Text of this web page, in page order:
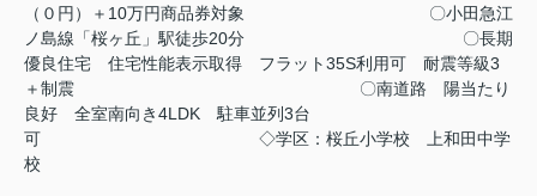
（０円）＋10万円商品券対象
〇小田急江
ノ島線「桜ヶ丘」駅徒歩20分
〇長期
優良住宅
住宅性能表示取得 フラット35S利用可
耐震等級3
＋制震
〇南道路
陽当たり
良好
全室南向き4LDK
駐車並列3台
可
◇学区：桜丘小学校
上和田中学
校